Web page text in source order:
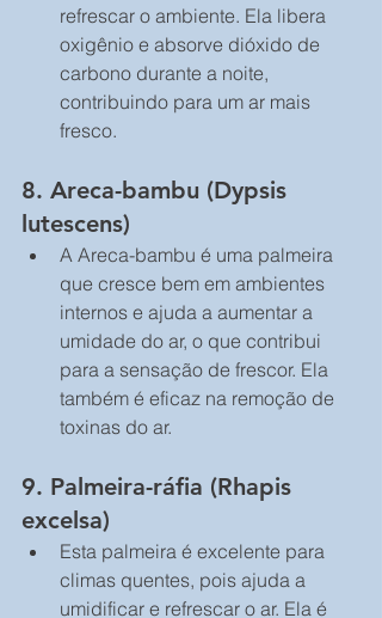
refrescar o ambiente. Ela libera
oxigênio e absorve dióxido de
carbono durante a noite,
contribuindo para um ar mais
fresco.
8. Areca-bambu (Dypsis
lutescens)
A Areca-bambu é uma palmeira
que cresce bem em ambientes
internos e ajuda a aumentar a
umidade do ar, o que contribui
para a sensação de frescor. Ela
também é eficaz na remoção de
toxinas do ar.
9. Palmeira-ráfia (Rhapis
excelsa)
Esta palmeira é excelente para
climas quentes, pois ajuda a
umidificar e refrescar o ar. Ela é